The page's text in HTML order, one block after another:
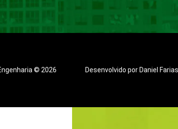
© 2026 Desenvolvido por Daniel